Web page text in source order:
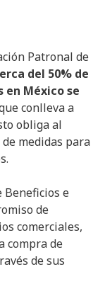
Patronal de
del 50% de
en México se
conlleva a
obliga al
medidas para
Beneficios e
de
comerciales,
compra de
de sus